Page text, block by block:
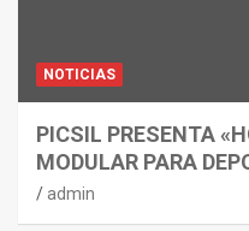
NOTICIAS
PICSIL PRESENTA
MODULAR PARA
admin